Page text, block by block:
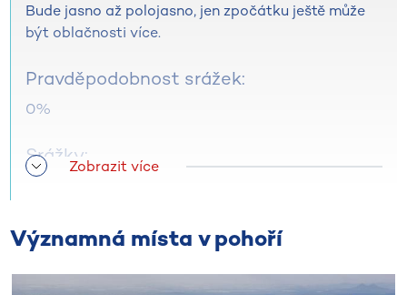
Bude jasno až polojasno, jen zpočátku ještě může
být oblačnosti více.
Pravděpodobnost srážek:
0%
Srážky:
Teploty minimální ranní:
Zobrazit více
Významná místa v pohoří